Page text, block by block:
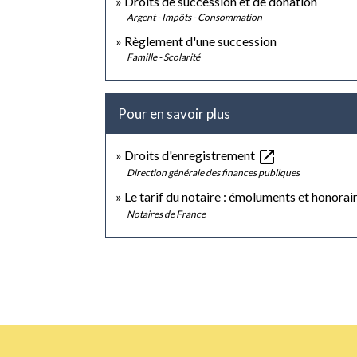
Argent - Impôts - Consommation
Règlement d'une succession
Famille - Scolarité
Pour en savoir plus
Droits d'enregistrement open_in_new
Direction générale des finances publiques
Le tarif du notaire : émoluments et
Notaires de France